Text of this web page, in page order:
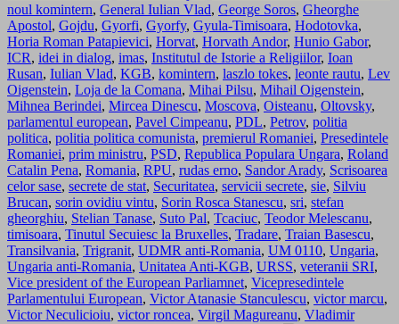
noul komintern, General Iulian Vlad, George Soros, Gheorghe
Apostol, Gojdu, Gyorfi, Gyorfy, Gyula-Timisoara, Hodotovka,
Horia Roman Patapievici, Horvat, Horvath Andor, Hunio Gabor,
ICR, idei in dialog, imas, Institutul de Istorie a Religiilor, Ioan
Rusan, Iulian Vlad, KGB, komintern, laszlo tokes, leonte rautu, Lev
Oigenstein, Loja de la Comana, Mihai Pilsu, Mihail Oigenstein,
Mihnea Berindei, Mircea Dinescu, Moscova, Oisteanu, Oltovsky,
parlamentul european, Pavel Cimpeanu, PDL, Petrov, politia
politica, politia politica comunista, premierul Romaniei, Presedintele
Romaniei, prim ministru, PSD, Republica Populara Ungara, Roland
Catalin Pena, Romania, RPU, rudas erno, Sandor Arady, Scrisoarea
celor sase, secrete de stat, Securitatea, servicii secrete, sie, Silviu
Brucan, sorin ovidiu vintu, Sorin Rosca Stanescu, sri, stefan
gheorghiu, Stelian Tanase, Suto Pal, Tcaciuc, Teodor Melescanu,
timisoara, Tinutul Secuiesc la Bruxelles, Tradare, Traian Basescu,
Transilvania, Trigranit, UDMR anti-Romania, UM 0110, Ungaria,
Ungaria anti-Romania, Unitatea Anti-KGB, URSS, veteranii SRI,
Vice president of the European Parliamnet, Vicepresedintele
Parlamentului European, Victor Atanasie Stanculescu, victor marcu,
Victor Neculicioiu, victor roncea, Virgil Magureanu, Vladimir